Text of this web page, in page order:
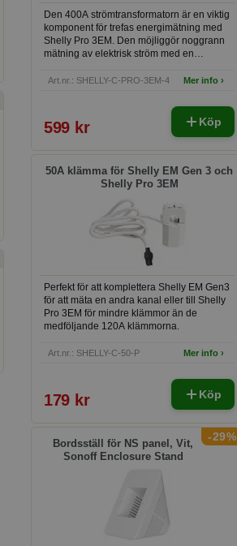
Den 400A strömtransformatorn är en viktig
komponent för trefas energimätning med
Shelly Pro 3EM. Den möjliggör noggrann
mätning av elektrisk ström med en
idealisk för större elektriska system där
Art.nr.: SHELLY-C-PRO-3EM-4 Mer info ›
599 kr Köp
50A klämma för Shelly EM Gen 3 och
Shelly Pro 3EM
Perfekt för att komplettera Shelly EM Gen3
för att mäta en andra kanal eller till Shelly
Pro 3EM för mindre klämmor än de
medföljande 120A klämmorna.
Art.nr.: SHELLY-C-50-P Mer info ›
179 kr Köp
-29%
Bordsställ för NS panel, Vit,
Sonoff Enclosure Stand